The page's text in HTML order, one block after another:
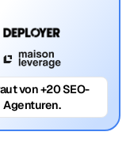
von +20 SEO-
Agenturen.